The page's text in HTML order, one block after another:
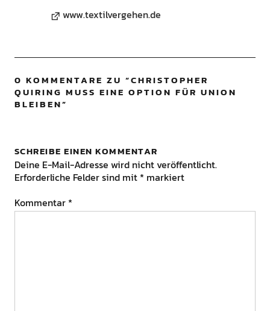
www.textilvergehen.de
0 KOMMENTARE ZU “CHRISTOPHER
QUIRING MUSS EINE OPTION FÜR UNION
BLEIBEN”
SCHREIBE EINEN KOMMENTAR
Deine E-Mail-Adresse wird nicht veröffentlicht.
Erforderliche Felder sind mit * markiert
Kommentar *